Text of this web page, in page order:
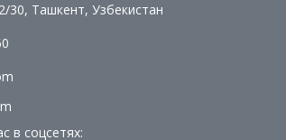
30, Ташкент, Узбекистан
в соцсетях: